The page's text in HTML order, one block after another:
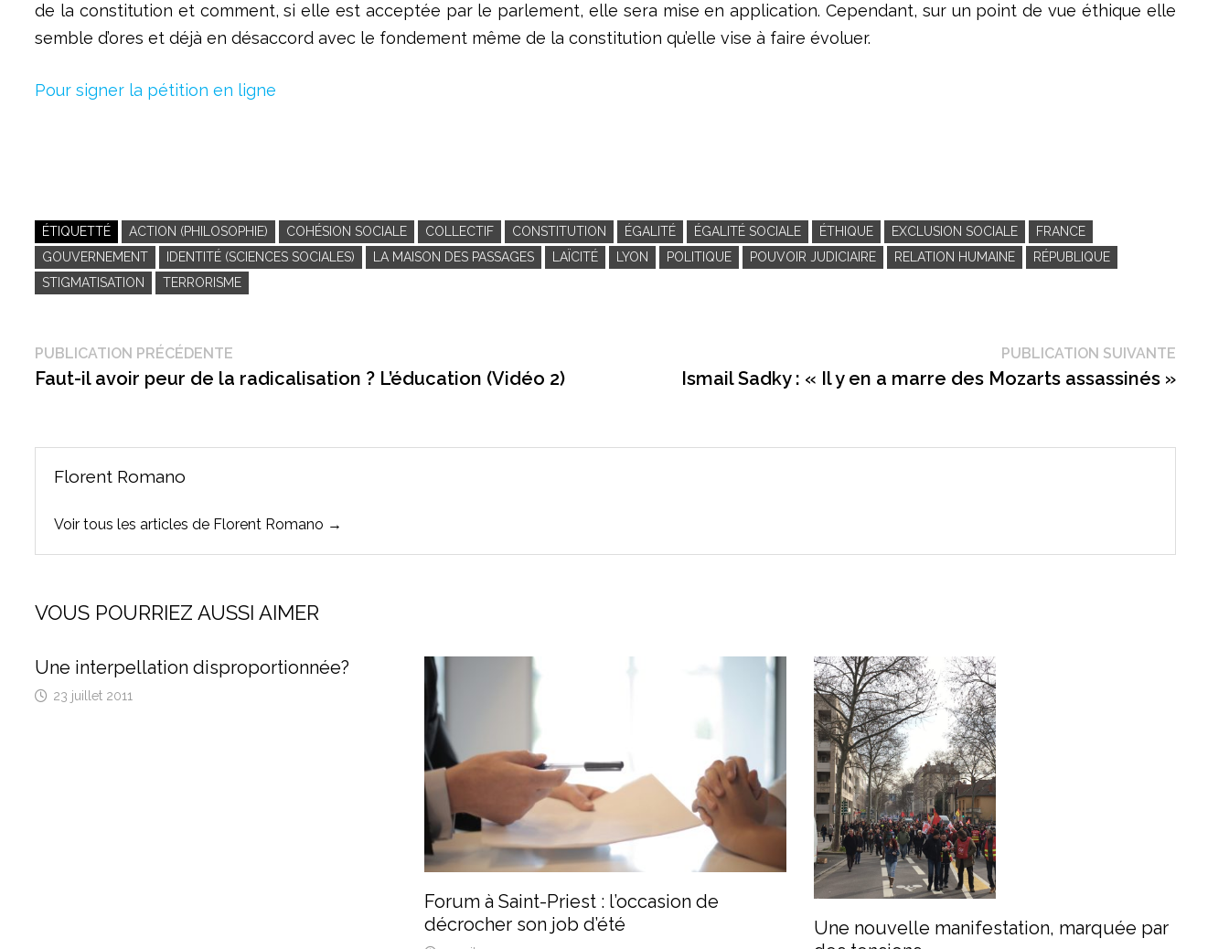
de la constitution et comment, si elle est acceptée par le parlement, elle sera mise en application. Cependant, sur un point de vue éthique elle
semble d’ores et déjà en désaccord avec le fondement même de la constitution qu’elle vise à faire évoluer.
Pour signer la pétition en ligne
ÉTIQUETTÉ ACTION (PHILOSOPHIE) COHÉSION SOCIALE COLLECTIF CONSTITUTION ÉGALITÉ ÉGALITÉ SOCIALE ÉTHIQUE EXCLUSION SOCIALE
FRANCE
GOUVERNEMENT
IDENTITÉ (SCIENCES SOCIALES) LA MAISON DES PASSAGES LAÏCITÉ LYON POLITIQUE POUVOIR JUDICIAIRE RELATION HUMAINE
RÉPUBLIQUE
STIGMATISATION
TERRORISME
Navigation
de
PUBLICATION PRÉCÉDENTE
précédente :
Faut-il avoir peur de la radicalisation ? L’éducation (Vidéo 2)
PUBLICATION SUIVANTE
Ismail Sadky : « Il y en a marre des Mozarts assassinés »
Florent Romano
Voir tous les articles de Florent Romano →
VOUS POURRIEZ AUSSI AIMER
Une interpellation disproportionnée?
23 juillet 2011
Forum à Saint-Priest : l’occasion de
décrocher son job d’été
Une nouvelle manifestation, marquée par